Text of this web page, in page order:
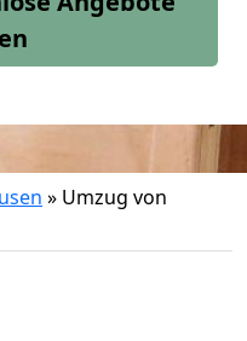
» Umzug von